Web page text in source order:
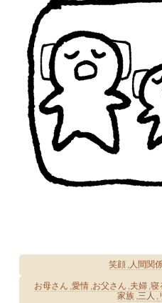
笑顔 人間関
お母さん 愛情 お父さん 夫婦 寝
家族 三人